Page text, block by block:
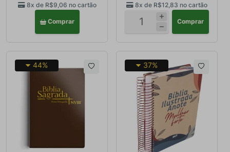
8x de R$9,06 no cartão
Comprar
8x de R$12,83 no cartão
Comprar
44% 37%